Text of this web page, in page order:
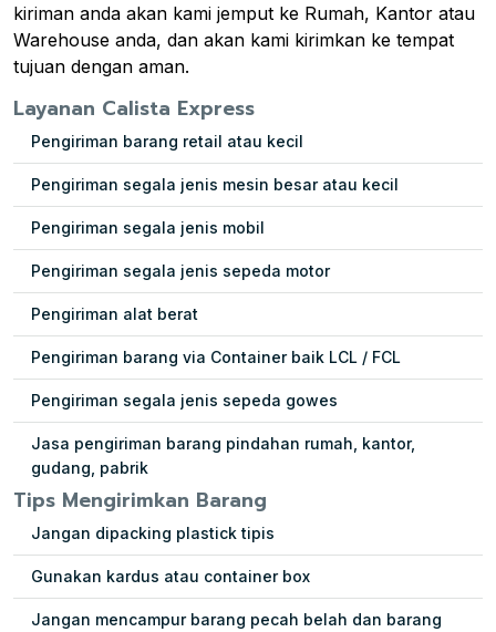
kiriman anda akan kami jemput ke Rumah, Kantor atau
Warehouse anda, dan akan kami kirimkan ke tempat
tujuan dengan aman.
Layanan Calista Express
Pengiriman barang retail atau kecil
Pengiriman segala jenis mesin besar atau kecil
Pengiriman segala jenis mobil
Pengiriman segala jenis sepeda motor
Pengiriman alat berat
Pengiriman barang via Container baik LCL / FCL
Pengiriman segala jenis sepeda gowes
Jasa pengiriman barang pindahan rumah, kantor,
gudang, pabrik
Tips Mengirimkan Barang
Jangan dipacking plastick tipis
Gunakan kardus atau container box
Jangan mencampur barang pecah belah dan barang